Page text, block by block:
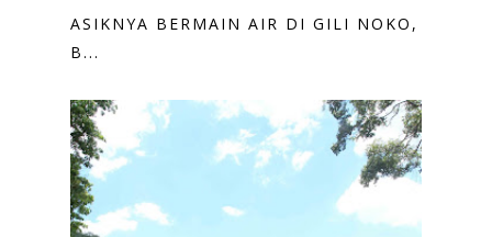
ASIKNYA BERMAIN AIR DI GILI NOKO,
B...